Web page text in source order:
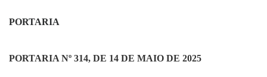
PORTARIA
PORTARIA Nº 314, DE 14 DE MAIO DE 2025